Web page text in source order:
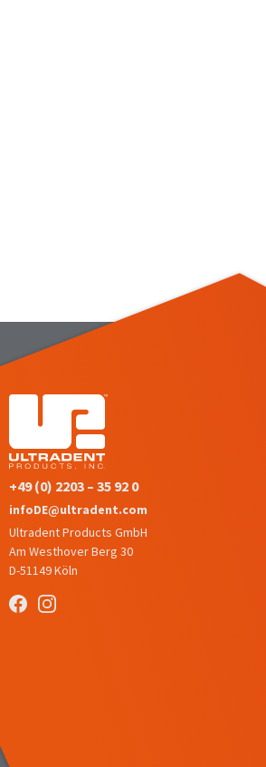
+49 (0) 2203 – 35 92 0
infoDE@ultradent.com
Ultradent Products GmbH
Am Westhover Berg 30
D-51149 Köln